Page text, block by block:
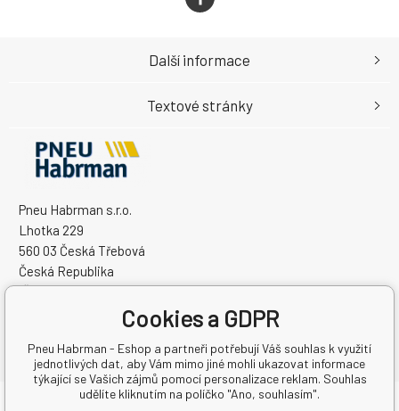
Pneu Habrman s.r.o.
Lhotka 229
560 03 Česká Třebová
Česká Republika
IČO: 09091670
Další informace
Textové stránky
Cookies a GDPR
Pneu Habrman - Eshop a partneři potřebují Váš souhlas k využití
jednotlivých dat, aby Vám mimo jiné mohli ukazovat informace
týkající se Vašich zájmů pomocí personalizace reklam. Souhlas
udělíte kliknutím na políčko "Ano, souhlasím".